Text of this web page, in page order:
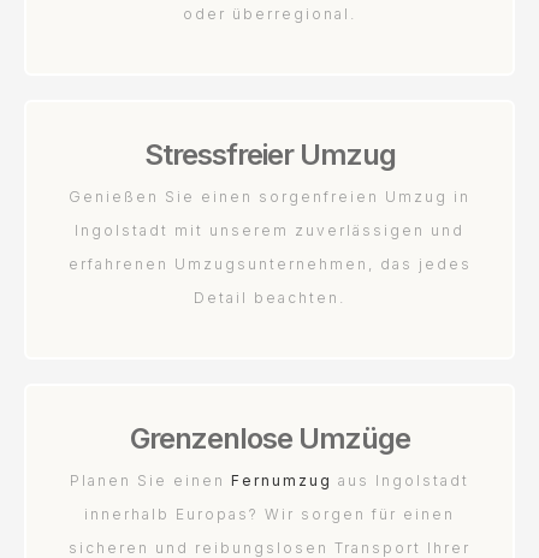
oder überregional.
Stressfreier Umzug
Genießen Sie einen sorgenfreien Umzug in
Ingolstadt mit unserem zuverlässigen und
erfahrenen Umzugsunternehmen, das jedes
Detail beachten.
Grenzenlose Umzüge
Planen Sie einen Fernumzug aus Ingolstadt
innerhalb Europas? Wir sorgen für einen
sicheren und reibungslosen Transport Ihrer